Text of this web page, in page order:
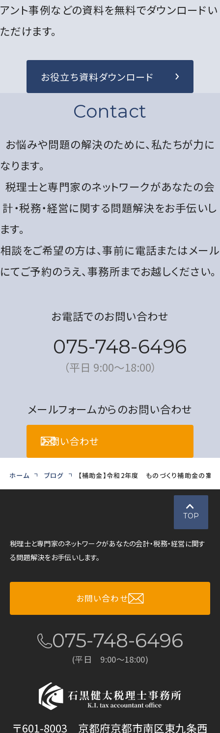
アント事例などの資料を無料でダウンロードい
ただけます。
お役立ち資料ダウンロード
Contact
お悩みや問題の解決のために、私たちが力に
なります。
税理士と専門家のネットワークがあなたの会
計・税務・経営に関する問題解決をお手伝いし
ます。
相談をご希望の方は、事前に電話またはメール
にてご予約のうえ、事務所までお越しください。
お電話でのお問い合わせ
075-748-6496
（平日 9:00〜18:00）
メールフォームからのお問い合わせ
お問い合わせ
ホーム ブログ 【補助金】令和2年度 ものづくり補助金の案内
税理士と専門家のネットワークがあなたの会計・税務・経営に関す
る問題解決をお手伝いします。
お問い合わせ
075-748-6496
(平日 9:00～18:00)
〒601-8003 京都府京都市南区東九条西
TOP